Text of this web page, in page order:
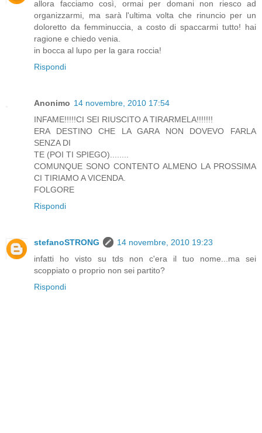
allora facciamo così, ormai per domani non riesco ad
organizzarmi, ma sarà l'ultima volta che rinuncio per un
doloretto da femminuccia, a costo di spaccarmi tutto! hai
ragione e chiedo venia.
in bocca al lupo per la gara roccia!
Rispondi
Anonimo 14 novembre, 2010 17:54
INFAME!!!!!CI SEI RIUSCITO A TIRARMELA!!!!!!!
ERA DESTINO CHE LA GARA NON DOVEVO FARLA
SENZA DI
TE (POI TI SPIEGO)........
COMUNQUE SONO CONTENTO ALMENO LA PROSSIMA
CI TIRIAMO A VICENDA.
FOLGORE
Rispondi
stefanoSTRONG
14 novembre, 2010 19:23
infatti ho visto su tds non c'era il tuo nome...ma sei
scoppiato o proprio non sei partito?
Rispondi